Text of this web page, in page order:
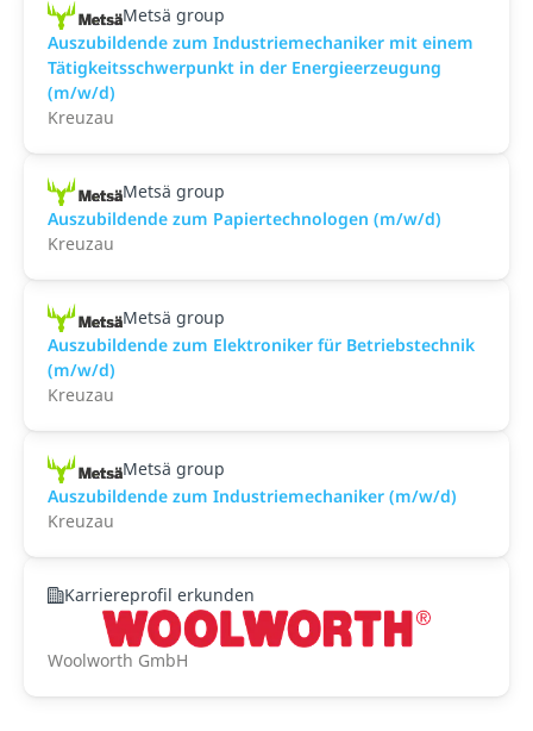
Metsä group
Auszubildende zum Industriemechaniker mit einem
Tätigkeitsschwerpunkt in der Energieerzeugung
(m/w/d)
Kreuzau
Metsä group
Auszubildende zum Papiertechnologen (m/w/d)
Kreuzau
Metsä group
Auszubildende zum Elektroniker für Betriebstechnik
(m/w/d)
Kreuzau
Metsä group
Auszubildende zum Industriemechaniker (m/w/d)
Kreuzau
Karriereprofil erkunden
Woolworth GmbH